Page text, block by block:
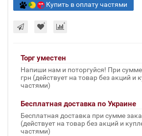
Купить в оплату частями
Торг уместен
Напиши нам и поторгуйся! При
грн (действует на товар без акций и
частями)
Бесплатная доставка по Украине
Бесплатная доставка при сумме
(действует на товар без акций и
частями)